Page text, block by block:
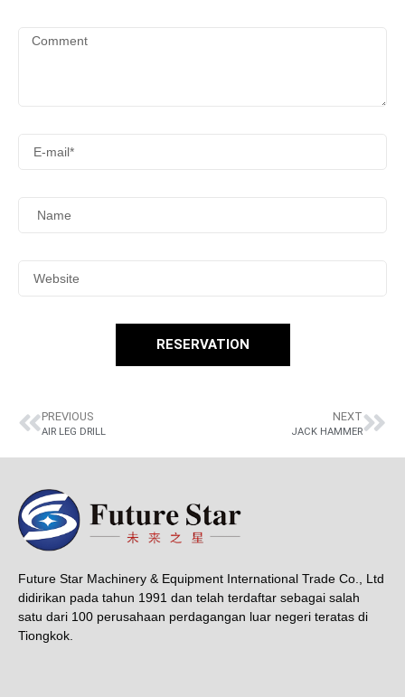
RESERVATION
PREVIOUS
AIR LEG DRILL
NEXT
JACK HAMMER
Future Star Machinery & Equipment International Trade Co., Ltd
didirikan pada tahun 1991 dan telah terdaftar sebagai salah
satu dari 100 perusahaan perdagangan luar negeri teratas di
Tiongkok.